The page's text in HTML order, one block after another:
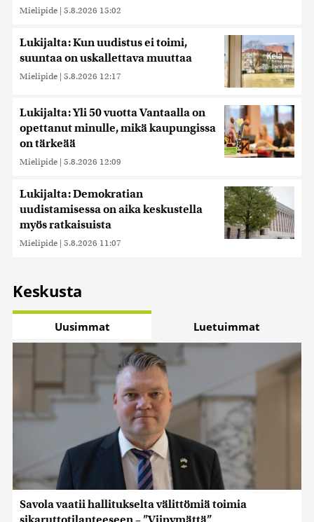
Mielipide | 5.8.2026 15:02
Lukijalta: Kun uudistus ei toimi,
suuntaa on uskallettava muuttaa
Mielipide | 5.8.2026 12:17
Lukijalta: Yli 50 vuotta Vantaalla on
opettanut minulle, mikä kaupungissa
on tärkeää
Mielipide | 5.8.2026 12:09
Lukijalta: Demokratian
uudistamisessa on aika keskustella
myös ratkaisuista
Mielipide | 5.8.2026 11:07
Keskusta
Uusimmat Luetuimmat
Savola vaatii hallitukselta välittömiä toimia